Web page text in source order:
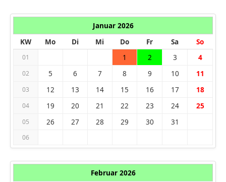
Januar 2026
KW
Mo Di Mi Do Fr Sa So
01 1 2 3 4
02 5 6 7 8 9 10 11
03 12 13 14 15 16 17 18
04 19 20 21 22 23 24 25
05 26 27 28 29 30 31
06
Februar 2026